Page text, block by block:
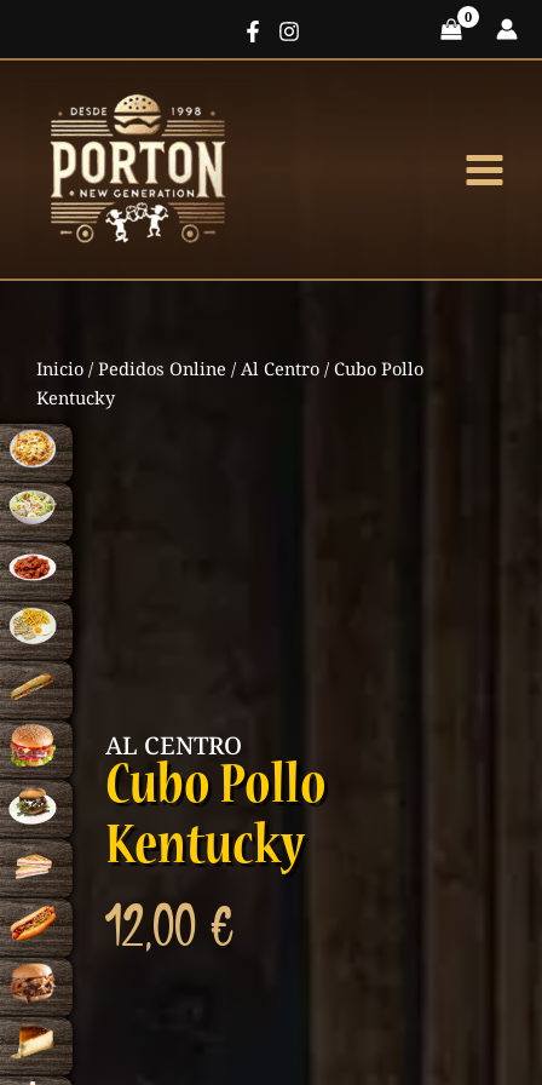
Inicio / Pedidos Online / Al Centro / Cubo Pollo
Kentucky
AL CENTRO
Cubo Pollo
Kentucky
12,00 €